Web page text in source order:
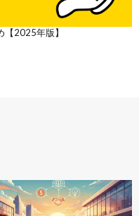
2025年版】